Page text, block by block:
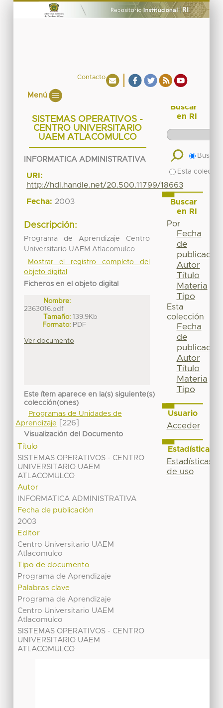
Contacto
Menú
SISTEMAS OPERATIVOS -
CENTRO UNIVERSITARIO
UAEM ATLACOMULCO
INFORMATICA ADMINISTRATIVA
URI:
http://hdl.handle.net/20.500.11799/18663
Fecha: 2003
Descripción:
Programa de Aprendizaje Centro
Universitario UAEM Atlacomulco
Mostrar el registro completo del
objeto digital
Ficheros en el objeto digital
Nombre:
2363016.pdf
Tamaño: 139.9Kb
Formato: PDF
Ver documento
Este ítem aparece en la(s) siguiente(s)
colección(ones)
Programas de Unidades de
Aprendizaje
[226]
Visualización del Documento
Título
SISTEMAS OPERATIVOS - CENTRO
UNIVERSITARIO UAEM
ATLACOMULCO
Autor
INFORMATICA ADMINISTRATIVA
Fecha de publicación
2003
Editor
Centro Universitario UAEM
Atlacomulco
Tipo de documento
Programa de Aprendizaje
Palabras clave
Programa de Aprendizaje
Centro Universitario UAEM
Atlacomulco
SISTEMAS OPERATIVOS - CENTRO
UNIVERSITARIO UAEM
ATLACOMULCO
Buscar
en RI
Buscar
Esta
Buscar
en RI
Por
Fecha
de
publicación
Autor
Título
Materia
Tipo
Esta
colección
Fecha
de
publicación
Autor
Título
Materia
Tipo
Usuario
Acceder
Estadísticas
Estadísticas
de uso